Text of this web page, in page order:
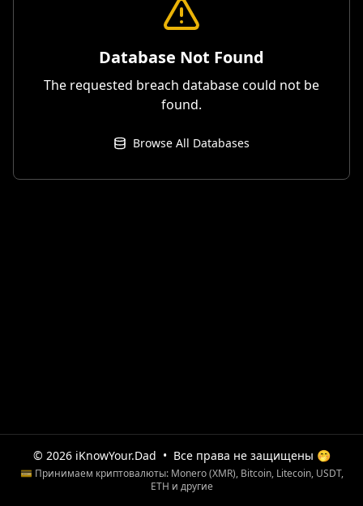
Database Not Found
The requested breach database could not be
found.
Browse All Databases
© 2026 iKnowYour.Dad • Все права не защищены 🤭
💳 Принимаем криптовалюты: Monero (XMR), Bitcoin, Litecoin, USDT,
ETH и другие